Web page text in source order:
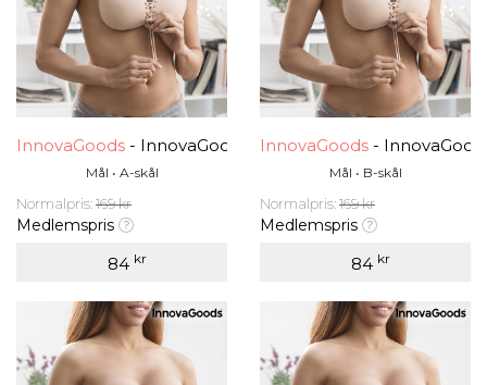
InnovaGoods - InnovaGoods Push-Up Klistremerke På
Mål • A-skål
Normalpris:169 kr
Medlemspris
84 kr
InnovaGoods -
Mål • B-skål
Normalpris:169 kr
Medlemspris
84 kr